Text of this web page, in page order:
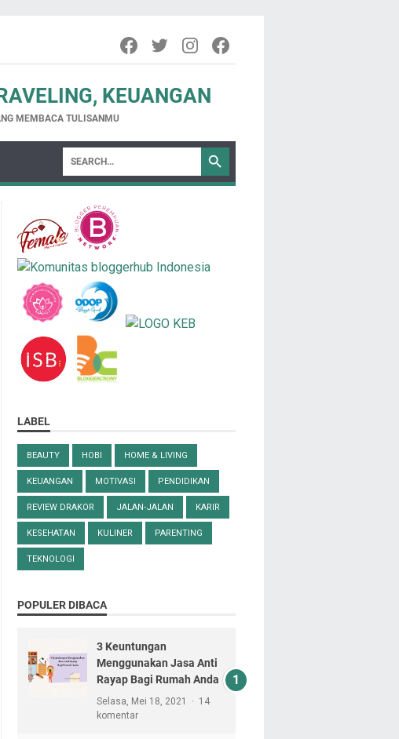
KEUANGAN
MEMBACA TULISANMU
LABEL
BEAUTY HOBI HOME & LIVING
KEUANGAN MOTIVASI PENDIDIKAN
REVIEW DRAKOR JALAN-JALAN KARIR
KESEHATAN KULINER PARENTING
TEKNOLOGI
POPULER DIBACA
3 Keuntungan
Menggunakan Jasa Anti
Rayap Bagi Rumah Anda
Selasa, Mei 18, 2021
14
komentar